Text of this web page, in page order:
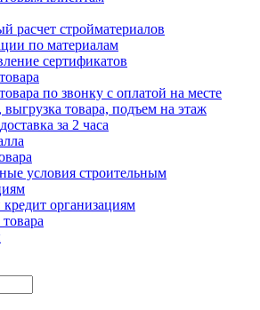
расчет стройматериалов
по материалам
сертификатов
по звонку с оплатой на месте
выгрузка товара, подъем на этаж
за 2 часа
условия строительным
организациям